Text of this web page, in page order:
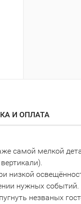
И ОПЛАТА
самой мелкой
низкой
нужных событий.
незваных